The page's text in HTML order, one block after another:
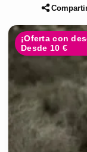
¡Oferta con
Desde 10 €